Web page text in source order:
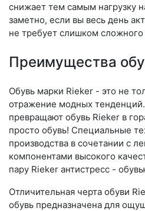
снижает тем самым нагрузку
заметно, если вы весь день
не требует слишком сложного
Преимущества
Обувь марки Rieker - это не
отражение модных
превращают обувь Rieker в
просто обувь! Специальные
производства в сочетании с
компонентами высокого
пару Rieker антистресс -
Отличительная черта обуви
обувь предназначена для